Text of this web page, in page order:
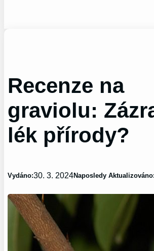
Recenze na
graviolu:
lék přírody?
Vydáno:30. 3. 2024Naposledy Aktualizováno: